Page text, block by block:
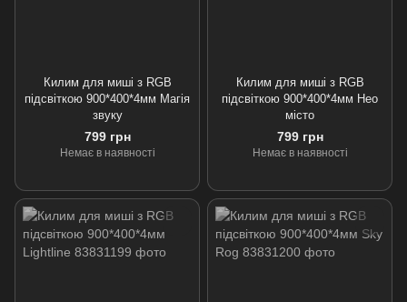
Килим для миші з RGB
підсвіткою 900*400*4мм Магія
звуку
799 грн
Немає в наявності
Килим для миші з RGB
підсвіткою 900*400*4мм Нео
місто
799 грн
Немає в наявності